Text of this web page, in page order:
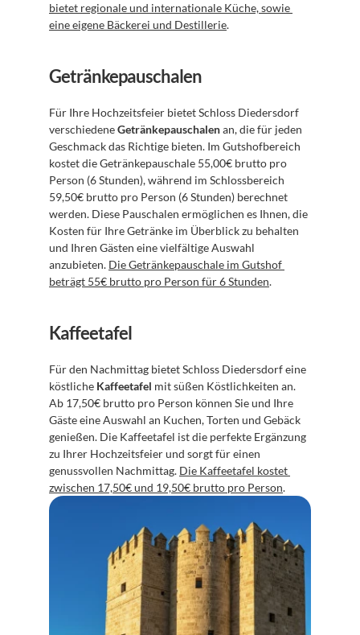
bietet regionale und internationale Küche, sowie
eine eigene Bäckerei und Destillerie.
Getränkepauschalen
Für Ihre Hochzeitsfeier bietet Schloss Diedersdorf
verschiedene Getränkepauschalen an, die für jeden
Geschmack das Richtige bieten. Im Gutshofbereich
kostet die Getränkepauschale 55,00€ brutto pro
Person (6 Stunden), während im Schlossbereich
59,50€ brutto pro Person (6 Stunden) berechnet
werden. Diese Pauschalen ermöglichen es Ihnen, die
Kosten für Ihre Getränke im Überblick zu behalten
und Ihren Gästen eine vielfältige Auswahl
anzubieten. Die Getränkepauschale im Gutshof
beträgt 55€ brutto pro Person für 6 Stunden.
Kaffeetafel
Für den Nachmittag bietet Schloss Diedersdorf eine
köstliche Kaffeetafel mit süßen Köstlichkeiten an.
Ab 17,50€ brutto pro Person können Sie und Ihre
Gäste eine Auswahl an Kuchen, Torten und Gebäck
genießen. Die Kaffeetafel ist die perfekte Ergänzung
zu Ihrer Hochzeitsfeier und sorgt für einen
genussvollen Nachmittag. Die Kaffeetafel kostet
zwischen 17,50€ und 19,50€ brutto pro Person.